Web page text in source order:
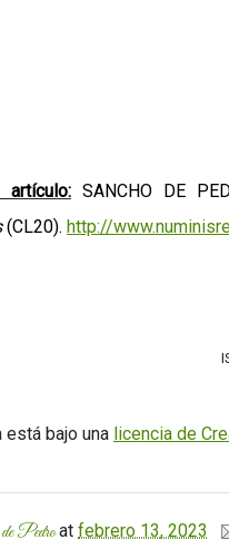
SANCHO DE
(CL20). http://
está bajo una licencia de
Pedroat febrero 13, 2023